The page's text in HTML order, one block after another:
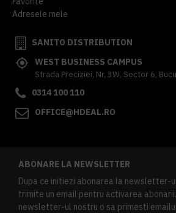
Adresele mele
SANITO DISTRIBUTION
WEST BUSINESS CAMPUS
Strada Preciziei, Nr, 3W, Sector 6,
0314 100 110
OFFICE@HDEAL.RO
ABONARE LA NEWSLETTER
Dupa ce initiezi abonarea la newsletter-
trimite un email pentru activarea
newsletter-ul nostru o sa primesti